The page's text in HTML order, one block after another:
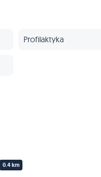
Profilaktyka
0.4 km